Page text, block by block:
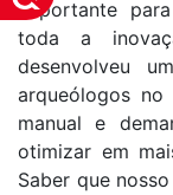
importante
toda a
desenvolveu
arqueólogos
manual e
otimizar em
Saber que